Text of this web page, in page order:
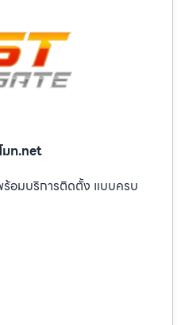
มท.net
ร้อมบริการติดตั้ง แบบครบ